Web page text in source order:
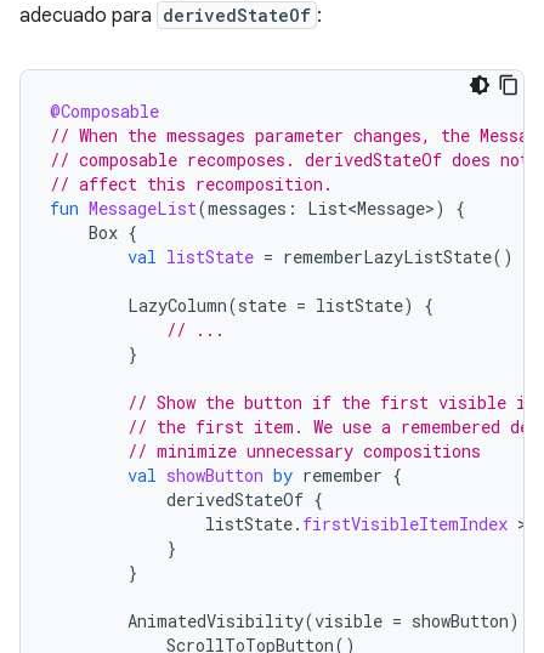
adecuado para derivedStateOf :
@Composable
// When the messages parameter changes, the
// composable recomposes. derivedStateOf does not
// affect this recomposition.
fun MessageList(messages : List<Message>)
{
Box {
val listState = rememberLazyListState()
LazyColumn(state = listState)
{
// ...
}
// Show the button if the first visible
// the first item. We use a remembered
// minimize unnecessary compositions
val showButton by remember {
derivedStateOf {
listState. firstVisibleItemIndex >
}
}
AnimatedVisibility(visible = showButton)
ScrollToTopButton()